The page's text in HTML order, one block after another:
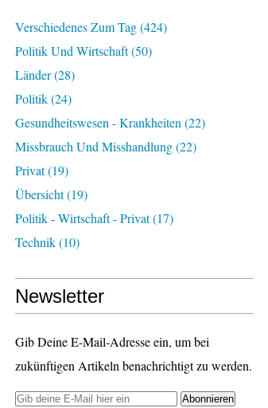
Verschiedenes Zum Tag(424)
Politik Und Wirtschaft(50)
Länder(28)
Politik(24)
Gesundheitswesen - Krankheiten (22)
Missbrauch Und Misshandlung(22)
Privat(19)
Übersicht(19)
Politik - Wirtschaft - Privat(17)
Technik(10)
Newsletter
Gib Deine E-Mail-Adresse ein, um bei
zukünftigen Artikeln benachrichtigt zu werden.